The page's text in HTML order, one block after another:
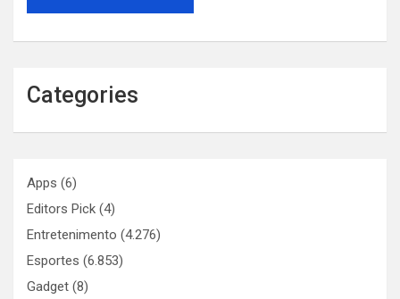
Categories
Apps (6)
Editors Pick (4)
Entretenimento (4.276)
Esportes (6.853)
Gadget (8)